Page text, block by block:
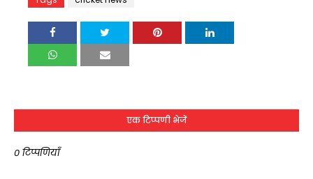
एक टिप्पणी भेजें
0 टिप्पणियाँ